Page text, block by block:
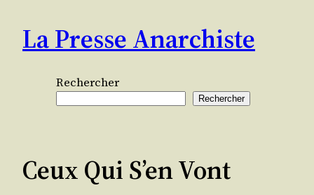
contenu
La Presse Anarchiste
Rechercher
Rechercher
Ceux Qui S’en Vont